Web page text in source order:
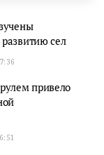
сел
привело